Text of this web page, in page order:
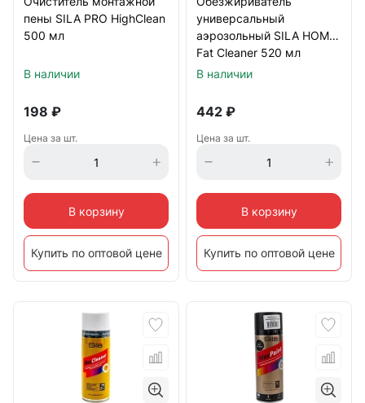
пены SILA PRO HighClean
500 мл
В наличии
198 ₽
Цена за шт.
В корзину
Купить по оптовой цене
универсальный
аэрозольный SILA HOME
Fat Cleaner 520 мл
В наличии
442 ₽
Цена за шт.
В корзину
Купить по оптовой цене